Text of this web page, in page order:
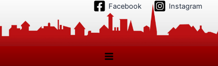
springen
Facebook Instagram